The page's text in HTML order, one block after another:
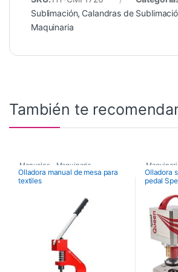
Sublimación, Calandras de
Maquinaria
También te
Manuales Maquinaria
Maquinaria de Acabados
Olladora manual de mesa para
textiles
Olladoras
Olladora
pedal